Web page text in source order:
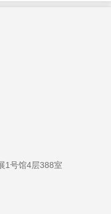
1号馆4层388室